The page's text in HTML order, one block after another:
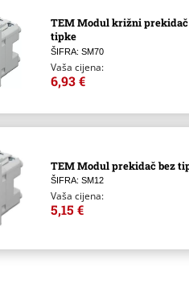
TEM Modul križni prekidač
tipke
ŠIFRA: SM70
Vaša cijena:
6,93 €
TEM Modul prekidač bez
ŠIFRA: SM12
Vaša cijena:
5,15 €